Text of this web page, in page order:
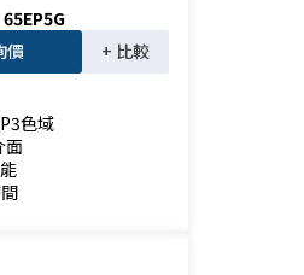
65EP5G
價
+ 比較
色域
面